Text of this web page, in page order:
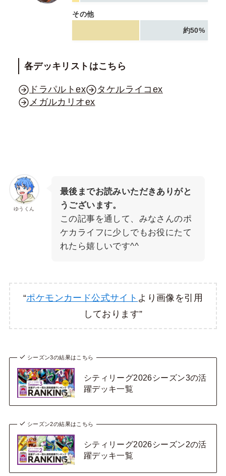
その他
約50%
各デッキリストはこちら
ドラパルトex
タケルライコex
メガルカリオex
ゆうくん
最後までお読みいただきありがと
うございます。
この記事を通して、みなさんのポ
ケカライフに少しでもお役にたて
れたら嬉しいです^^
“ポケモンカード公式サイト より画像を引用
しております”
シーズン3の結果はこちら
シティリーグ2026シーズン3の活
躍デッキ一覧
シーズン2の結果はこちら
シティリーグ2026シーズン2の活
躍デッキ一覧